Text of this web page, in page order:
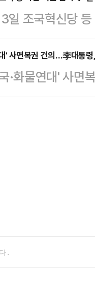
효 3명으로 김
은 3일 오전 서
과 반년 전 본
필요하다면서
장은 "반년 전
통령은 '이것…
일 조국혁신당
신당 대표 등
상호 대통령실
일부 지도부는
입은 노동자들
' 사면복권 건의…李대통
·화물연대' 사면